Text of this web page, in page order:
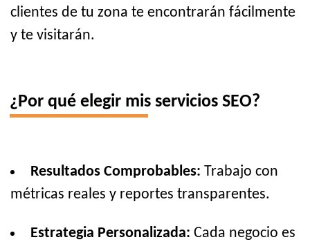
clientes de tu zona te encontrarán fácilmente
y te visitarán.
¿Por qué elegir mis servicios SEO?
Resultados Comprobables: Trabajo con
métricas reales y reportes transparentes.
Estrategia Personalizada: Cada negocio es